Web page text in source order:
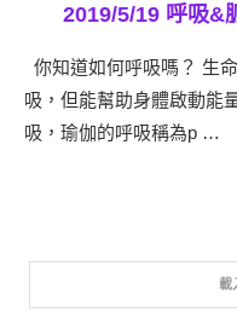
2019/5/19 呼吸&
你知道如何呼吸嗎？ 生
吸，但能幫助身體啟動能
吸，瑜伽的呼吸稱為p …
載